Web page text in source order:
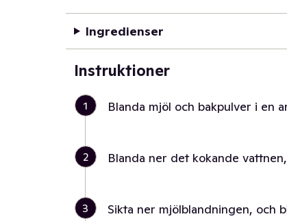
Ingredienser
Instruktioner
1 Blanda mjöl och bakpulver i en
2 Blanda ner det kokande
3 Sikta ner mjölblandningen, och